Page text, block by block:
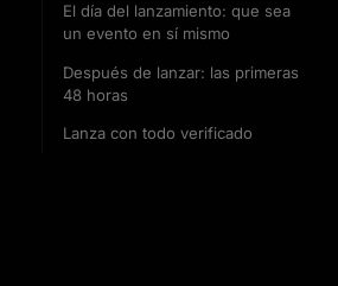
El día del lanzamiento: que sea
un evento en sí mismo
Después de lanzar: las primeras
48 horas
Lanza con todo verificado